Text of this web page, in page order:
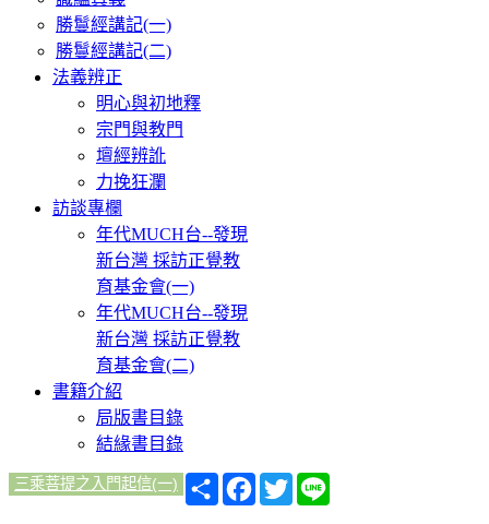
勝鬘經講記(一)
勝鬘經講記(二)
法義辨正
明心與初地釋
宗門與教門
壇經辨訛
力挽狂瀾
訪談專欄
年代MUCH台--發現
新台灣 採訪正覺教
育基金會(一)
年代MUCH台--發現
新台灣 採訪正覺教
育基金會(二)
書籍介紹
局版書目錄
結緣書目錄
三乘菩提之入門起信(一)
分
享
Facebook
Twitter